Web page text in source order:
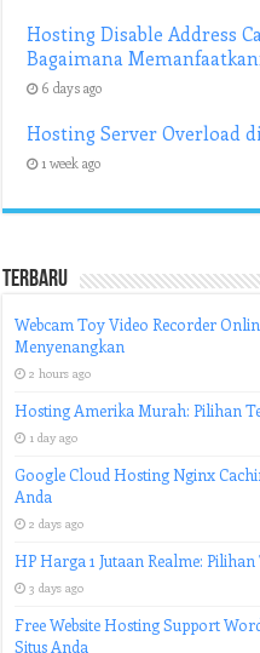
Hosting Disable Address
Bagaimana
6 days ago
Hosting Server Overload
1 week ago
Terbaru
Webcam Toy Video Recorder
Menyenangkan
2 hours ago
Hosting Amerika Murah: Pilihan
1 day ago
Google Cloud Hosting Nginx
Anda
2 days ago
HP Harga 1 Jutaan Realme:
3 days ago
Free Website Hosting Support
Situs Anda